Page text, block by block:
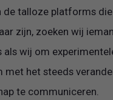
de talloze platforms
zijn, zoeken wij
als wij om
met het steeds
te communiceren.